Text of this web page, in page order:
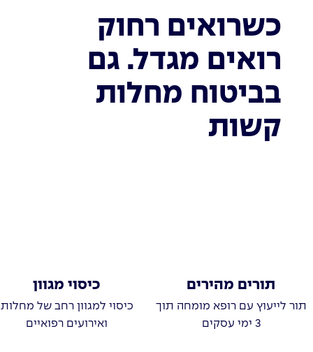
כשרואים רחוק
רואים מגדל. גם
בביטוח מחלות
קשות
תורים מהירים
תור לייעוץ עם רופא מומחה תוך
3 ימי עסקים
כיסוי מגוון
כיסוי למגוון רחב של מחלות
ואירועים רפואיים